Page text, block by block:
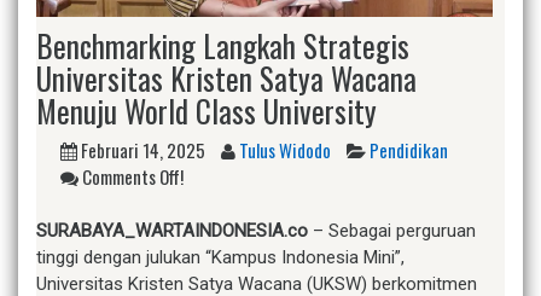
Benchmarking Langkah Strategis
Universitas Kristen Satya Wacana
Menuju World Class University
Februari 14, 2025 Tulus Widodo
Pendidikan
Comments Off!
SURABAYA_WARTAINDONESIA.co – Sebagai perguruan
tinggi dengan julukan “Kampus Indonesia Mini”,
Universitas Kristen Satya Wacana (UKSW) berkomitmen